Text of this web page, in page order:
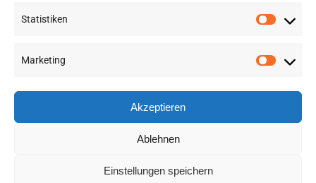
Statistiken
Marketing
Akzeptieren
Ablehnen
Einstellungen speichern
©2026 RSA FG | Presse|AGB|